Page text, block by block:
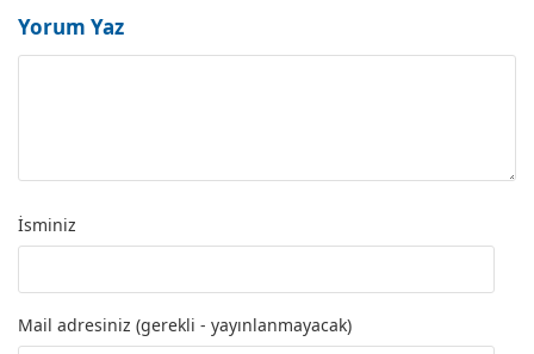
Yorum Yaz
İsminiz
Mail adresiniz (gerekli - yayınlanmayacak)